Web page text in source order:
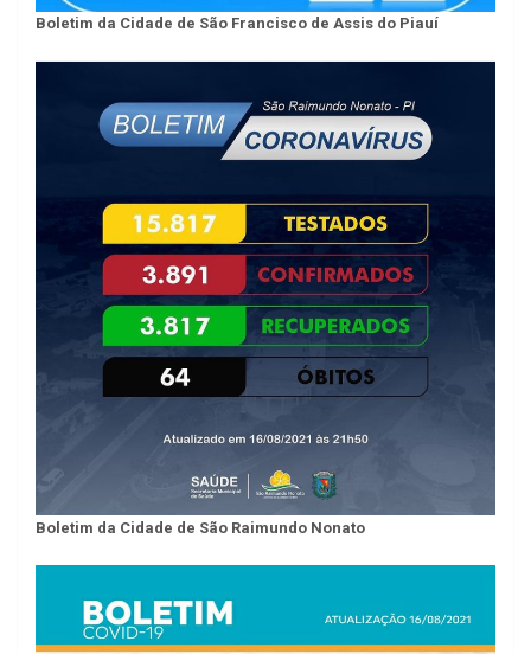
Boletim da Cidade de São Francisco de Assis do Piauí
Boletim da Cidade de São Raimundo Nonato